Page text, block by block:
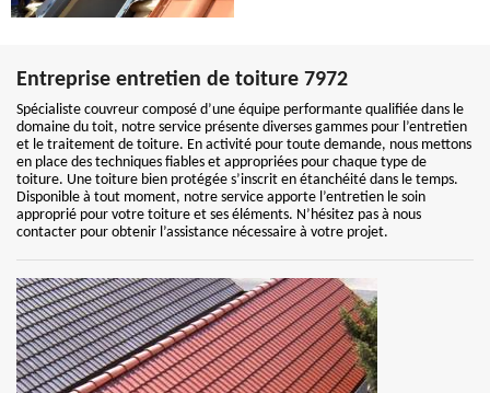
Entreprise entretien de toiture 7972
Spécialiste couvreur composé d’une équipe performante qualifiée dans le
domaine du toit, notre service présente diverses gammes pour l’entretien
et le traitement de toiture. En activité pour toute demande, nous mettons
en place des techniques fiables et appropriées pour chaque type de
toiture. Une toiture bien protégée s’inscrit en étanchéité dans le temps.
Disponible à tout moment, notre service apporte l’entretien le soin
approprié pour votre toiture et ses éléments. N’hésitez pas à nous
contacter pour obtenir l’assistance nécessaire à votre projet.